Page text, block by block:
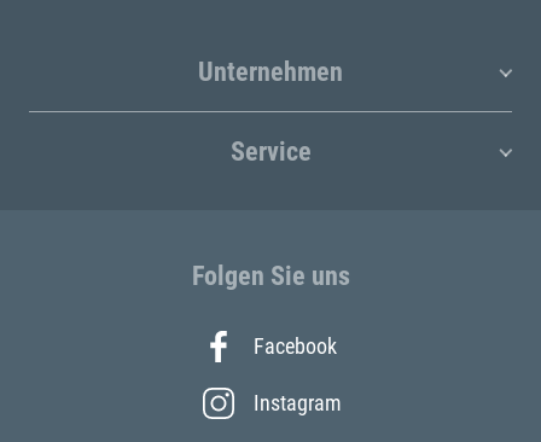
Unternehmen
Service
Folgen Sie uns
Facebook
Instagram